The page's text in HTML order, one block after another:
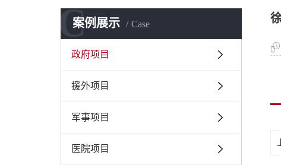
案例展示 Case
C
政府项目
援外项目
军事项目
医院项目